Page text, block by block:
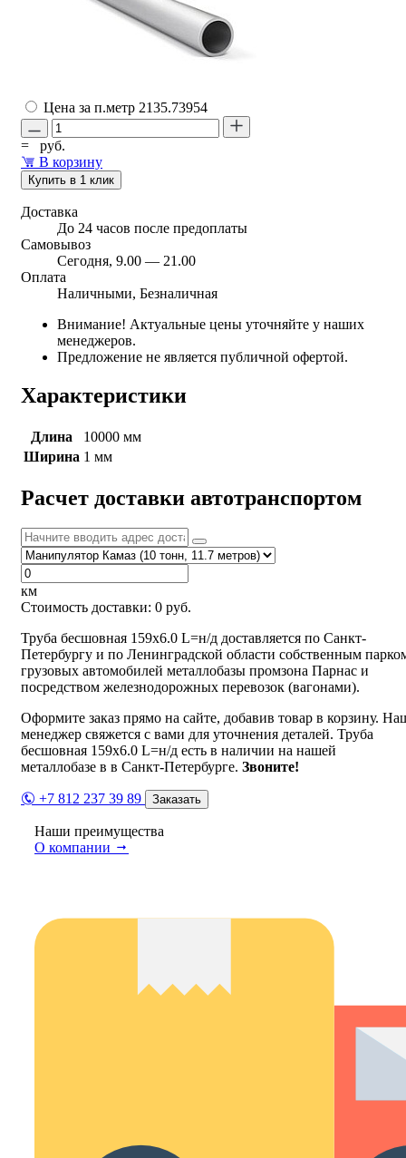
Цена за п.метр 2135.73954
=
руб.
В корзину
Купить в 1 клик
Доставка
До 24 часов после предоплаты
Самовывоз
Сегодня, 9.00 — 21.00
Оплата
Наличными, Безналичная
Внимание! Актуальные цены уточняйте у наших
менеджеров.
Предложение не является публичной офертой.
Характеристики
Длина
10000 мм
Ширина 1 мм
Расчет доставки автотранспортом
км
Стоимость доставки: 0 руб.
Труба бесшовная 159х6.0 L=н/д доставляется по Санкт-
Петербургу и по Ленинградской области собственным
грузовых автомобилей металлобазы промзона Парнас и
посредством железнодорожных перевозок (вагонами).
Оформите заказ прямо на сайте, добавив товар в корзину.
менеджер свяжется с вами для уточнения деталей. Труба
бесшовная 159х6.0 L=н/д есть в наличии на нашей
металлобазе в в Санкт-Петербурге. Звоните!
+7 812 237 39 89 Заказать
Наши преимущества
О компании